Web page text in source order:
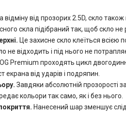
відміну від прозорих 2.5D, скло
скла підібраний так, щоб скло
Це захисне скло клеїться всією
відходить і під нього не
Premium проходять цикл
екрана від ударів і подряпин.
Завдяки абсолютній прозорості
кольори так само, як і без нього.
Нанесений шар зменшує